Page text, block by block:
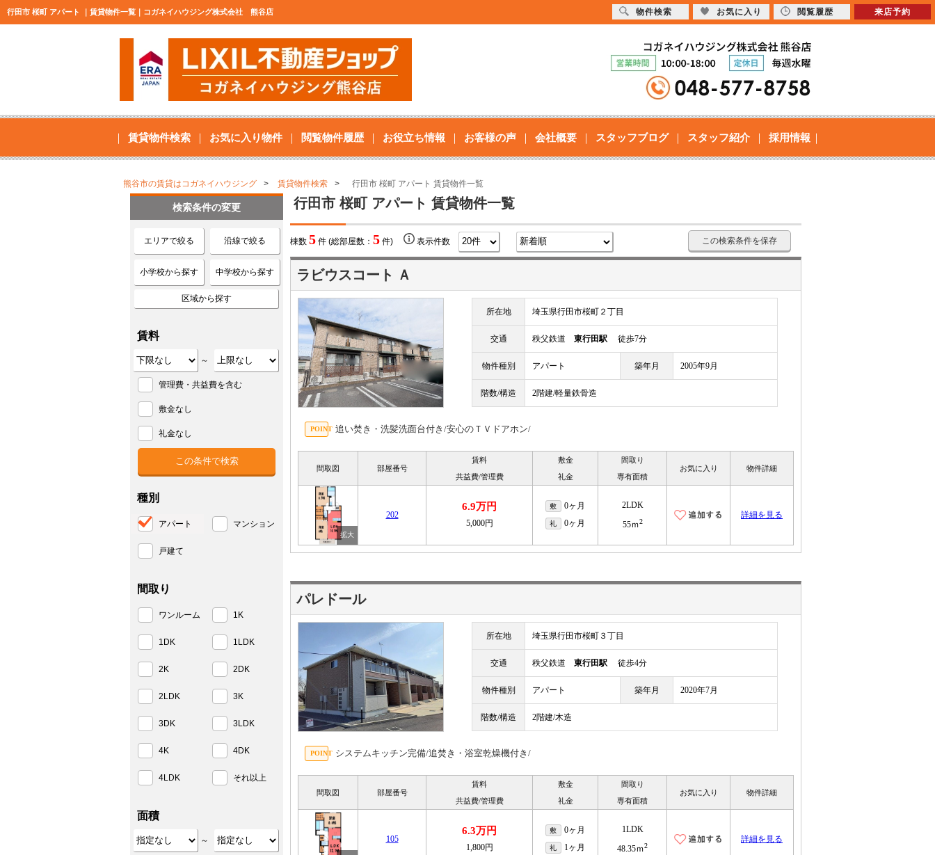
行田市 桜町 アパート ｜賃貸物件一覧｜コガネイハウジング株式会社 熊谷店
賃貸物件検索 お気に入り物件 閲覧物件履歴 お役立ち情報 お客様の声 会社概要 スタッフブログ スタッフ紹介 採用情報
熊谷市の賃貸はコガネイハウジング 賃貸物件検索 行田市 桜町 アパート 賃貸物件一覧
行田市 桜町 アパート 賃貸物件一覧
棟数 5 件 (総部屋数： 5 件) 表示件数 この検索条件を保存
ラビウスコート Ａ
所在地 埼玉県行田市桜町２丁目
交通 秩父鉄道 東行田駅 徒歩7分
物件種別 アパート 築年月 2005年9月
階数/構造 2階建/軽量鉄骨造
追い焚き・洗髪洗面台付き/安心のＴＶドアホン/
間取図 部屋番号
賃料
共益費/管理費
敷金
礼金
間取り
専有面積
お気に入り 物件詳細
202
6.9万円
5,000円
敷 0ヶ月
礼 0ヶ月
2LDK
55ｍ2
詳細を見る
パレドール
所在地 埼玉県行田市桜町３丁目
交通 秩父鉄道 東行田駅 徒歩4分
物件種別 アパート 築年月 2020年7月
階数/構造 2階建/木造
システムキッチン完備/追焚き・浴室乾燥機付き/
間取図 部屋番号
賃料
共益費/管理費
敷金
礼金
間取り
専有面積
お気に入り 物件詳細
105
6.3万円
1,800円
敷 0ヶ月
礼 1ヶ月
1LDK
48.35ｍ2
詳細を見る
検索条件の変更
エリアで絞る 沿線で絞る
小学校から探す 中学校から探す
区域から探す
賃料
～
管理費・共益費を含む
敷金なし
礼金なし
種別
アパート マンション
戸建て
間取り
ワンルーム 1K
1DK 1LDK
2K 2DK
2LDK 3K
3DK 3LDK
4K 4DK
4LDK それ以上
面積
～
物件検索 お気に入り 閲覧履歴 来店予約